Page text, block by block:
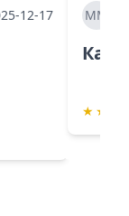
12-17 ММ
★ ★